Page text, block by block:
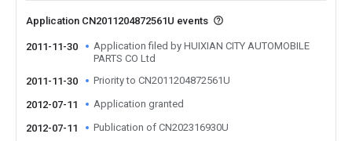
Application CN2011204872561U events
2011-11-30
Application filed by HUIXIAN CITY AUTOMOBILE
PARTS CO Ltd
2011-11-30
Priority to CN2011204872561U
2012-07-11 Application granted
2012-07-11 Publication of CN202316930U